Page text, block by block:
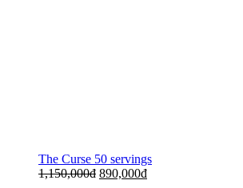
The Curse 50 servings
1,150,000đ 890,000đ